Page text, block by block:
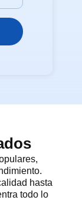
hasta
todo lo